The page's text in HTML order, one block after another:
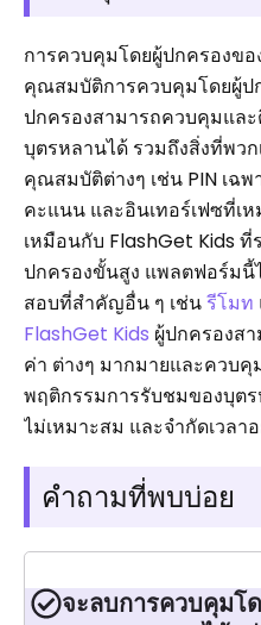
การควบคุมโดยผู้ปกครองขอ
คุณสมบัติการควบคุมโดยผู้ป
ปกครองสามารถควบคุมแล
บุตรหลานได้ รวมถึงสิ่งที่พว
คุณสมบัติต่างๆ เช่น PIN เฉ
คะแนน และอินเทอร์เฟซที่เ
เหมือนกับ FlashGet Kids
ปกครองขั้นสูง แพลตฟอร์มนี้
สอบที่สำคัญอื่น ๆ เช่นรีโมท
FlashGet Kids ผู้ปกครองส
ค่า ต่างๆ มากมายและควบ
พฤติกรรมการรับชมของบุต
ไม่เหมาะสม และจำกัดเวลา
คำถามที่พบบ่อย
จะลบการควบคุมโ